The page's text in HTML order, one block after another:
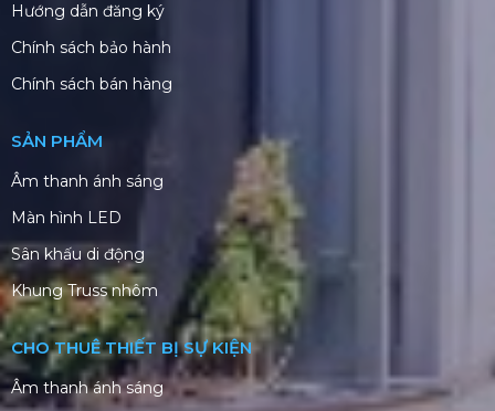
Hướng dẫn đăng ký
Chính sách bảo hành
Chính sách bán hàng
SẢN PHẨM
Âm thanh ánh sáng
Màn hình LED
Sân khấu di động
Khung Truss nhôm
CHO THUÊ THIẾT BỊ SỰ KIỆN
Âm thanh ánh sáng